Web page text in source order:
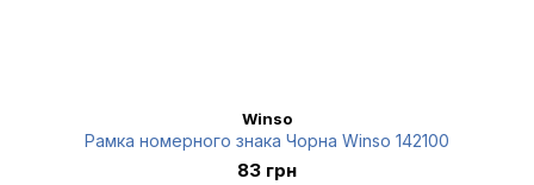
Winso
Рамка номерного знака Чорна Winso 142100
83 грн